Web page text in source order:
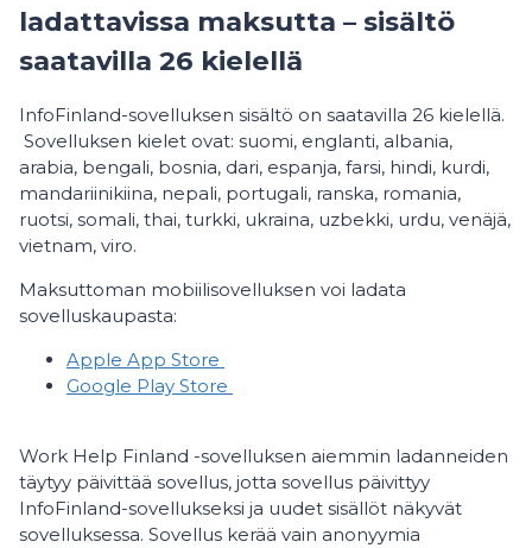
ladattavissa maksutta – sisältö
saatavilla 26 kielellä
InfoFinland-sovelluksen sisältö on saatavilla 26 kielellä.
Sovelluksen kielet ovat: suomi, englanti, albania,
arabia, bengali, bosnia, dari, espanja, farsi, hindi, kurdi,
mandariinikiina, nepali, portugali, ranska, romania,
ruotsi, somali, thai, turkki, ukraina, uzbekki, urdu, venäjä,
vietnam, viro.
Maksuttoman mobiilisovelluksen voi ladata
sovelluskaupasta:
Apple App Store
Google Play Store
Work Help Finland -sovelluksen aiemmin ladanneiden
täytyy päivittää sovellus, jotta sovellus päivittyy
InfoFinland-sovellukseksi ja uudet sisällöt näkyvät
sovelluksessa. Sovellus kerää vain anonyymia